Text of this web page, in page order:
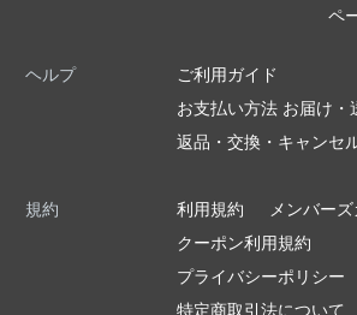
ペ
ヘルプ
ご利用ガイド
お支払い方法 お届け・
返品・交換・キャンセ
規約 利用規約
メンバー
クーポン利用規約
プライバシーポリシー
特定商取引法について